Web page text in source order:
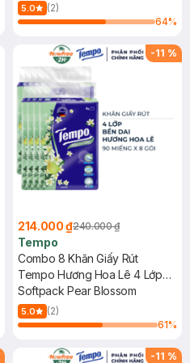
5.0
(2)
64%
-11 %
214.000 ₫240.000 ₫
Tempo
Combo 8 Khăn Giấy Rút
Tempo Hương Hoa Lê 4 Lớp
90 Miếng/Gói
Softpack Pear Blossom
5.0
(2)
61%
-11 %